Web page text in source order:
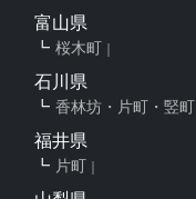
富山県
桜木町
石川県
香林坊・片町・竪町
福井県
片町